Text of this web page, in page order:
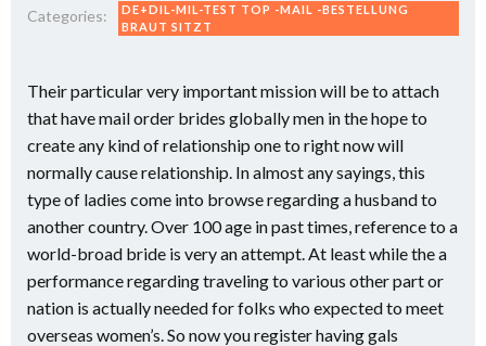
Categories:
DE+DIL-MIL-TEST TOP -MAIL -BESTELLUNG
BRAUT SITZT
Their particular very important mission will be to attach
that have mail order brides globally men in the hope to
create any kind of relationship one to right now will
normally cause relationship. In almost any sayings, this
type of ladies come into browse regarding a husband to
another country. Over 100 age in past times, reference to a
world-broad bride is very an attempt. At least while the a
performance regarding traveling to various other part or
nation is actually needed for folks who expected to meet
overseas women’s. So now you register having gals